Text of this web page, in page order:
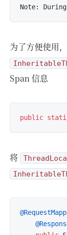
Note:
为了方便使用
Span 信息
public
将